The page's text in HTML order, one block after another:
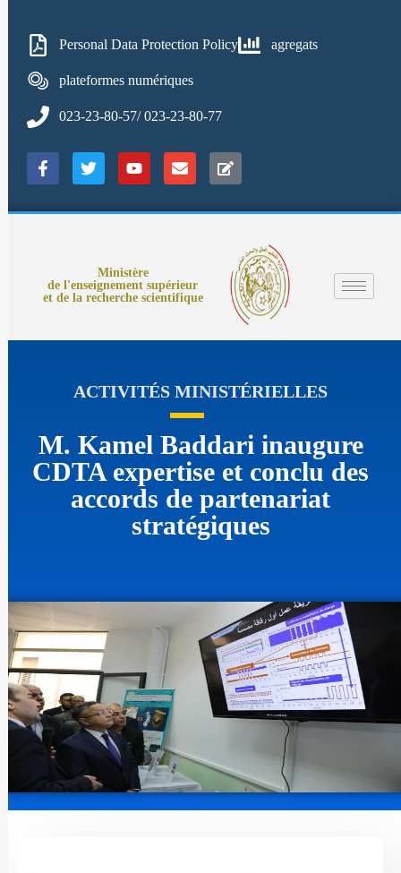
Personal Data Protection Policy agregats
plateformes numériques
023-23-80-57/ 023-23-80-77
Ministère
de l'enseignement supérieur
et de la recherche scientifique
ACTIVITÉS MINISTÉRIELLES
M. Kamel Baddari inaugure
CDTA expertise et conclu des
accords de partenariat
stratégiques